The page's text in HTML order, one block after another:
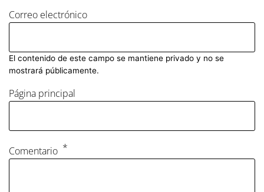
Correo electrónico
El contenido de este campo se mantiene privado y no se
mostrará públicamente.
Página principal
Comentario